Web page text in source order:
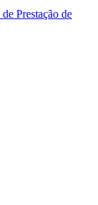
Prestação de